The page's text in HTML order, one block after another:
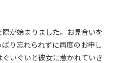
が始まりました。お見合いを
り忘れられずに再度のお申し
いぐいと彼女に惹かれていき